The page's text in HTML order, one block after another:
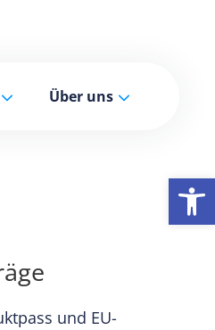
Über uns
und EU-